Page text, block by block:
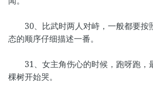
30、比武时两人对峙，一般都要按
态的顺序仔细描述一番。
31、女主角伤心的时候，跑呀跑，
棵树开始哭。